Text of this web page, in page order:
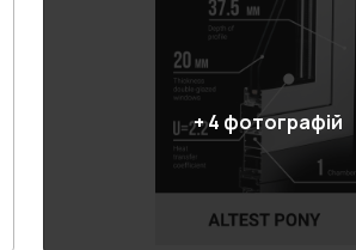
+4 фотографій